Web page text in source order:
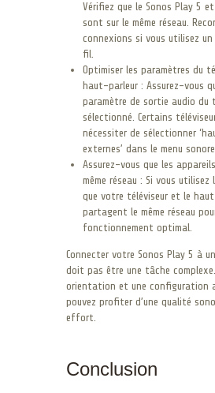
Vérifiez que le Sonos Play 5
sont sur le même réseau.
connexions si vous utilisez
fil.
Optimiser les paramètres du
haut-parleur : Assurez-vous
paramètre de sortie audio du
sélectionné. Certains
nécessiter de sélectionner
externes’ dans le menu
Assurez-vous que les
même réseau : Si vous utilisez
que votre téléviseur et le
partagent le même réseau
fonctionnement optimal.
Connecter votre Sonos Play 5 à
doit pas être une tâche
orientation et une configuration
pouvez profiter d’une qualité
effort.
Conclusion